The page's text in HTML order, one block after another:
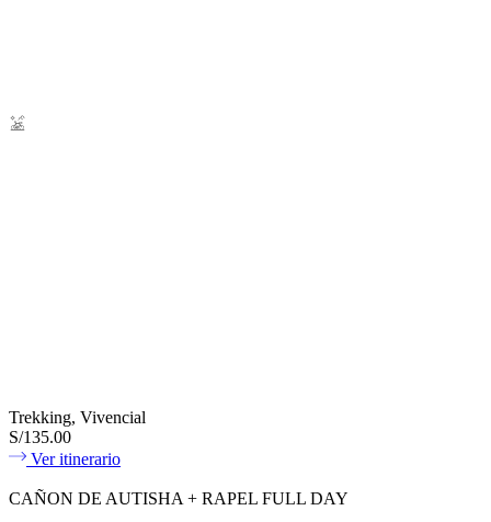
Trekking, Vivencial
S/135.00
Ver itinerario
CAÑON DE AUTISHA + RAPEL FULL DAY